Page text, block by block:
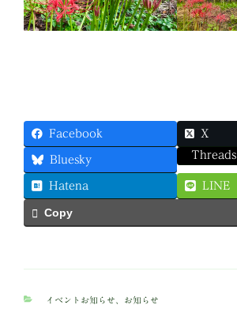
Facebook X
Bluesky Threads
Hatena LINE
Copy
カ
イベントお知らせ、 お知らせ